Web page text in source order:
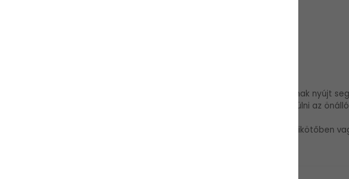
RÉSZLETESEN
tanfolyamunk azon kezdő tanfolyamot végzett vitorlázó társunknak nyújt
előtt és legénységével együtt szakképzett oktatóval szeretne felkészülni az
eredményeképpen magabiztosan kezeli majd hajóját, akár egy zsúfolt kikötőben
élmény lesz.